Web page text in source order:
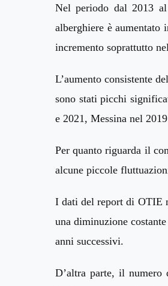
Nel periodo dal 2013
alberghiere è
incremento soprattutto
L’aumento consistente
sono stati picchi
e 2021, Messina nel
Per quanto riguarda il
alcune piccole
I dati del report di OTIE
una diminuzione
anni successivi.
D’altra parte, il numero